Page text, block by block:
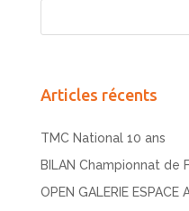
Articles récents
TMC National 10 ans
BILAN Championnat de
OPEN GALERIE ESPACE